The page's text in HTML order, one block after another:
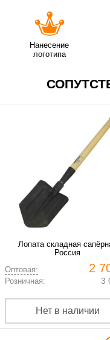
Нанесение
логотипа
Лопата складная
Россия
Оптовая:
2
Розничная: 3
Нет в наличии